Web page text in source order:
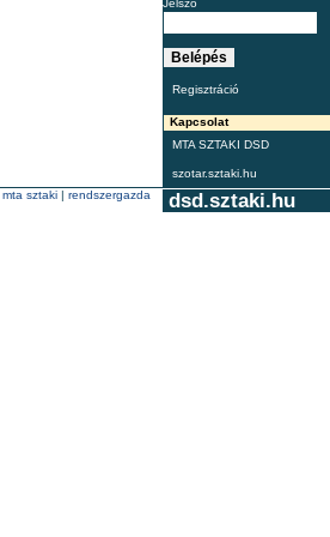
Jelszó
Regisztráció
Kapcsolat
MTA SZTAKI DSD
szotar.sztaki.hu
dsd.sztaki.hu
mta sztaki | rendszergazda